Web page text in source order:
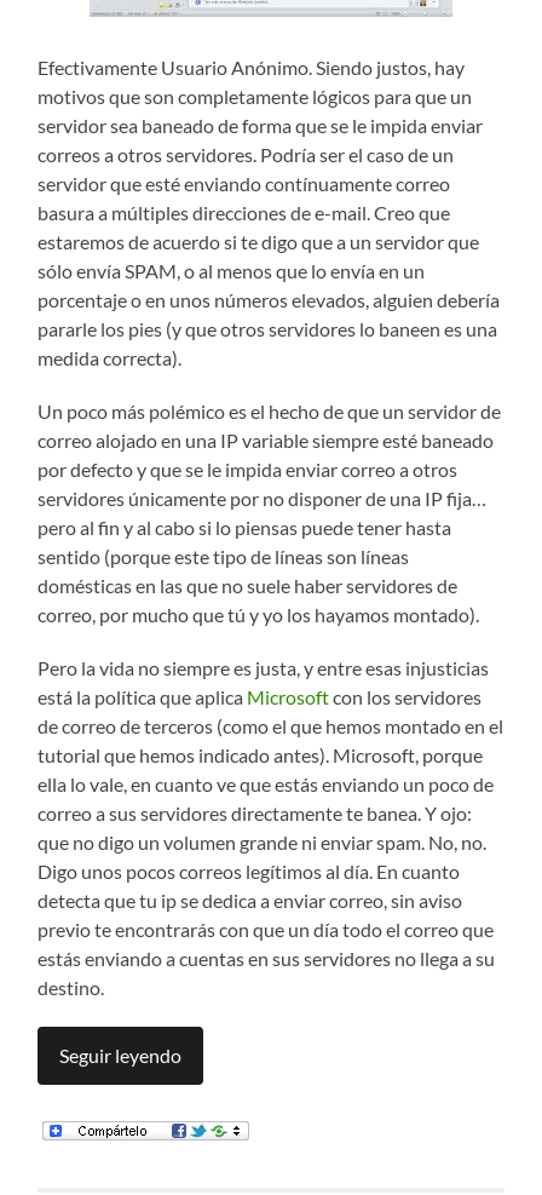
Efectivamente Usuario Anónimo. Siendo justos, hay
motivos que son completamente lógicos para que un
servidor sea baneado de forma que se le impida enviar
correos a otros servidores. Podría ser el caso de un
servidor que esté enviando contínuamente correo
basura a múltiples direcciones de e-mail. Creo que
estaremos de acuerdo si te digo que a un servidor que
sólo envía SPAM, o al menos que lo envía en un
porcentaje o en unos números elevados, alguien debería
pararle los pies (y que otros servidores lo baneen es una
medida correcta).
Un poco más polémico es el hecho de que un servidor de
correo alojado en una IP variable siempre esté baneado
por defecto y que se le impida enviar correo a otros
servidores únicamente por no disponer de una IP fija…
pero al fin y al cabo si lo piensas puede tener hasta
sentido (porque este tipo de líneas son líneas
domésticas en las que no suele haber servidores de
correo, por mucho que tú y yo los hayamos montado).
Pero la vida no siempre es justa, y entre esas injusticias
está la política que aplica Microsoftcon los servidores
de correo de terceros (como el que hemos montado en el
tutorial que hemos indicado antes). Microsoft, porque
ella lo vale, en cuanto ve que estás enviando un poco de
correo a sus servidores directamente te banea. Y ojo:
que no digo un volumen grande ni enviar spam. No, no.
Digo unos pocos correos legítimos al día. En cuanto
detecta que tu ip se dedica a enviar correo, sin aviso
previo te encontrarás con que un día todo el correo que
estás enviando a cuentas en sus servidores no llega a su
destino.
Seguir leyendo